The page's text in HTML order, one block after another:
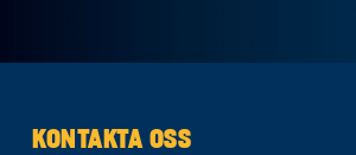
KONTAKTA OSS